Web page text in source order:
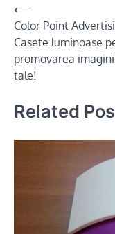
Post
navigation
⟵
Color Point
Casete luminoase
promovarea
tale!
Related